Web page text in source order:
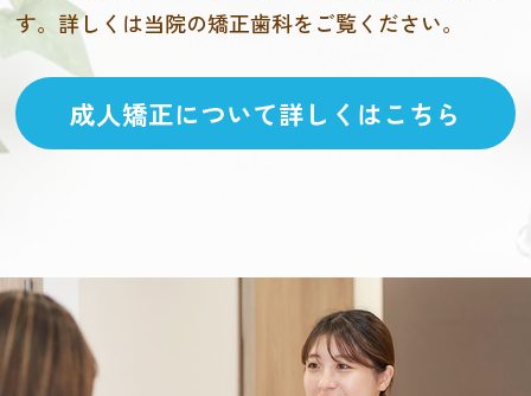
す。詳しくは当院の矯正歯科をご覧ください。
成人矯正について詳しくはこちら